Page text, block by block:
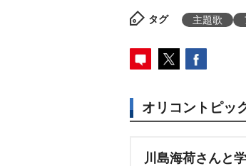
タグ 主題歌
オリコントピッ
川島海荷さんと